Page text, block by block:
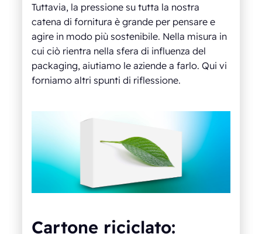
Tuttavia, la pressione su tutta la nostra
catena di fornitura è grande per pensare e
agire in modo più sostenibile. Nella misura in
cui ciò rientra nella sfera di influenza del
packaging, aiutiamo le aziende a farlo. Qui vi
forniamo altri spunti di riflessione.
Cartone riciclato: